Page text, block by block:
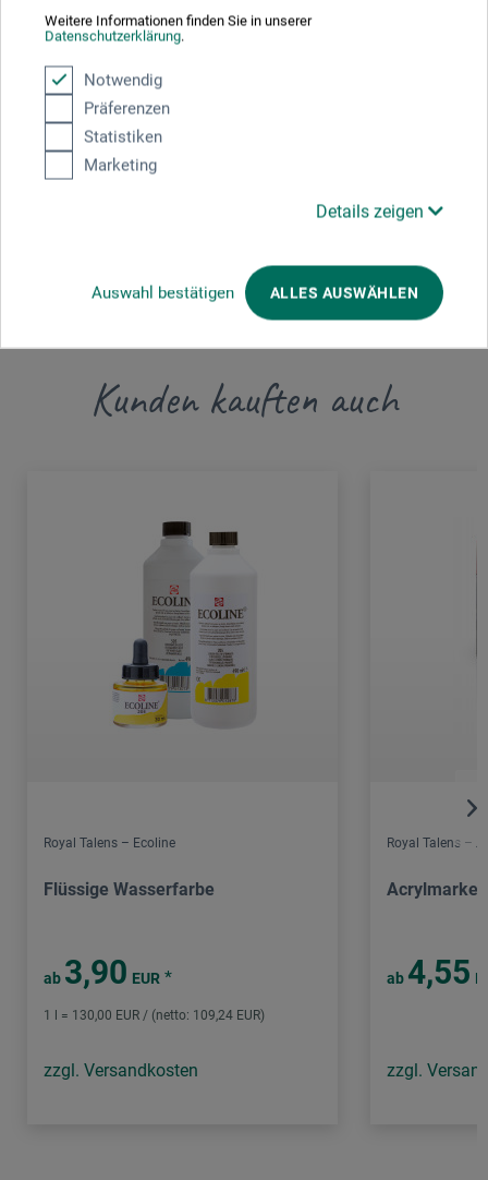
Weitere Informationen finden Sie in unserer
Datenschutzerklärung.
Notwendig
Präferenzen
Statistiken
Marketing
Details zeigen
Auswahl bestätigen ALLES AUSWÄHLEN
Hier finden Sie die Kontaktdaten des Herstellers zu
moses. Verlag GmbH
Arnoldstr. 13 d
Kunden kauften auch
Royal Talens – Ecoline
Flüssige Wasserfarbe
ab 3,90 EUR *
1 l = 130,00 EUR / (netto: 109,24 EUR)
zzgl. Versandkosten
Royal Talens –
Acrylmarker
ab 4,55
zzgl.